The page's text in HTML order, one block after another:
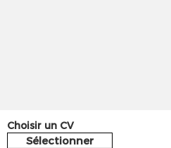
Choisir un CV
Sélectionner